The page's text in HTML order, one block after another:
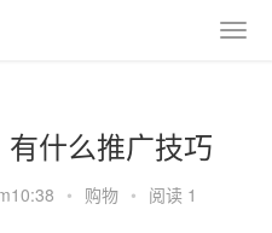
什么推广技巧
• 购物 • 阅读 1